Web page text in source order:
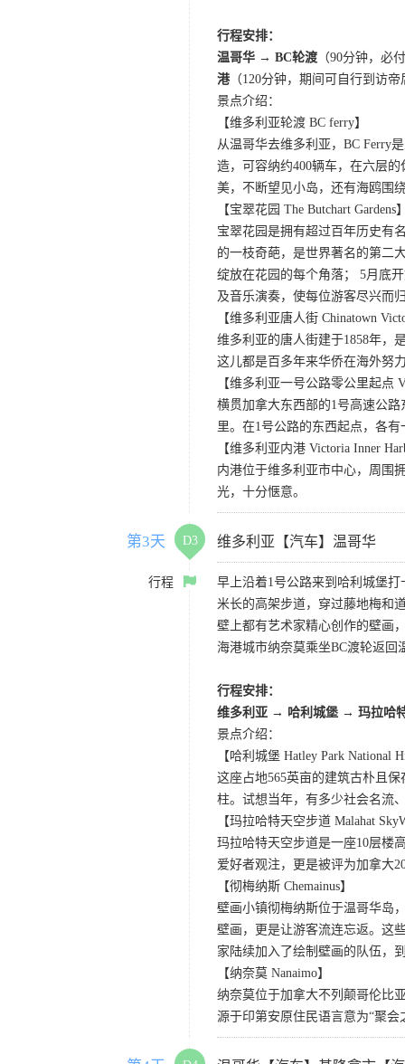
行程安排：
温哥华 → BC轮渡 （90分钟，必
港（120分钟，期间可自行到访
景点介绍：
【维多利亚轮渡 BC ferry】
从温哥华去维多利亚，BC Ferry
造，可容纳约400辆车，在六层
美，不断望见小岛，还有海鸥围
【宝翠花园 The Butchart Gardens
宝翠花园是拥有超过百年历史有
的一枝奇葩，是世界著名的第二
绽放在花园的每个角落； 5月底
及音乐演奏，使每位游客尽兴而
【维多利亚唐人街 Chinatown
维多利亚的唐人街建于1858年，
这儿都是百多年来华侨在海外努
【维多利亚一号公路零公里起点
横贯加拿大东西部的1号高速公
里。在1号公路的东西起点，各
【维多利亚内港 Victoria Inner
内港位于维多利亚市中心，周围
光，十分惬意。
第3天 D3 维多利亚【汽车】温哥华
行程
早上沿着1号公路来到哈利城堡
米长的高架步道，穿过藤地梅和
壁上都有艺术家精心创作的壁画
海港城市纳奈莫乘坐BC渡轮返回
行程安排：
维多利亚 → 哈利城堡 → 玛拉哈
景点介绍：
【哈利城堡 Hatley Park National
这座占地565英亩的建筑古朴且
柱。试想当年，有多少社会名流
【玛拉哈特天空步道 Malahat
玛拉哈特天空步道是一座10层楼
爱好者观注，更是被评为加拿大
【彻梅纳斯 Chemainus】
壁画小镇彻梅纳斯位于温哥华岛
壁画，更是让游客流连忘返。这
家陆续加入了绘制壁画的队伍，
【纳奈莫 Nanaimo】
纳奈莫位于加拿大不列颠哥伦比
源于印第安原住民语言意为“聚